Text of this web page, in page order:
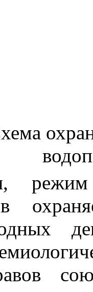
режим